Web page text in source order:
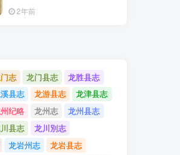
2年前
志 龙门县志
龙胜县志
县志 龙游县志
龙津县志
纪略 龙州志
龙州县志
县志
龙川別志
龙岩州志
龙岩县志
2年前